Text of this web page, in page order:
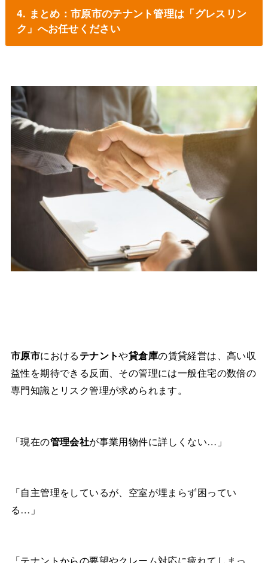
4. まとめ：市原市のテナント管理は「グレスリン
ク」へお任せください
市原市におけるテナントや貸倉庫の賃貸経営は、高い収
益性を期待できる反面、その管理には一般住宅の数倍の
専門知識とリスク管理が求められます。
「現在の管理会社が事業用物件に詳しくない…」
「自主管理をしているが、空室が埋まらず困ってい
る…」